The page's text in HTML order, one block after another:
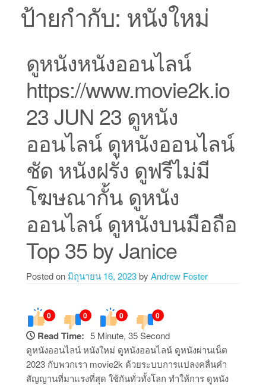
ป้ายกำกับ: หนังใหม่
ดูหนังหนังออนไลน์
https://www.movie2k.io
23 JUN 23 ดูหนัง
ออนไลน์ ดูหนังออนไลน์
ชัด หนังฝรั่ง ดูฟรีไม่มี
โฆษณากั้น ดูหนัง
ออนไลน์ ดูหนังบนมือถือ
Top 35 by Janice
Posted on มิถุนายน 16, 2023by Andrew Foster
0 0 0 0
Read Time: 5 Minute, 35 Second
ดูหนังออนไลน์ หนังใหม่ ดูหนังออนไลน์ ดูหนังผ่านเน็ต
2023 กับพวกเรา movie2k ด้วยระบบการแปลงคลื่นคำ
สัญญานที่มาแรงที่สุด ใช้กันทั่วทั้งโลก ทำให้การ ดูหนัง